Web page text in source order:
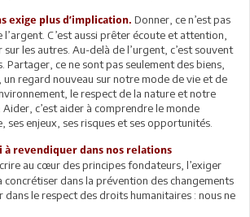
exige plus d’implication. Donner, ce n’est pas
C’est aussi prêter écoute et attention,
les autres. Au-delà de l’urgent, c’est souvent
ce ne sont pas seulement des biens,
un regard nouveau sur notre mode de vie et de
le respect de la nature et notre
c’est aider à comprendre le monde
ses enjeux, ses risques et ses opportunités.
à revendiquer dans nos relations
au cœur des principes fondateurs, l’exiger
concrétiser dans la prévention des changements
dans le respect des droits humanitaires : nous ne